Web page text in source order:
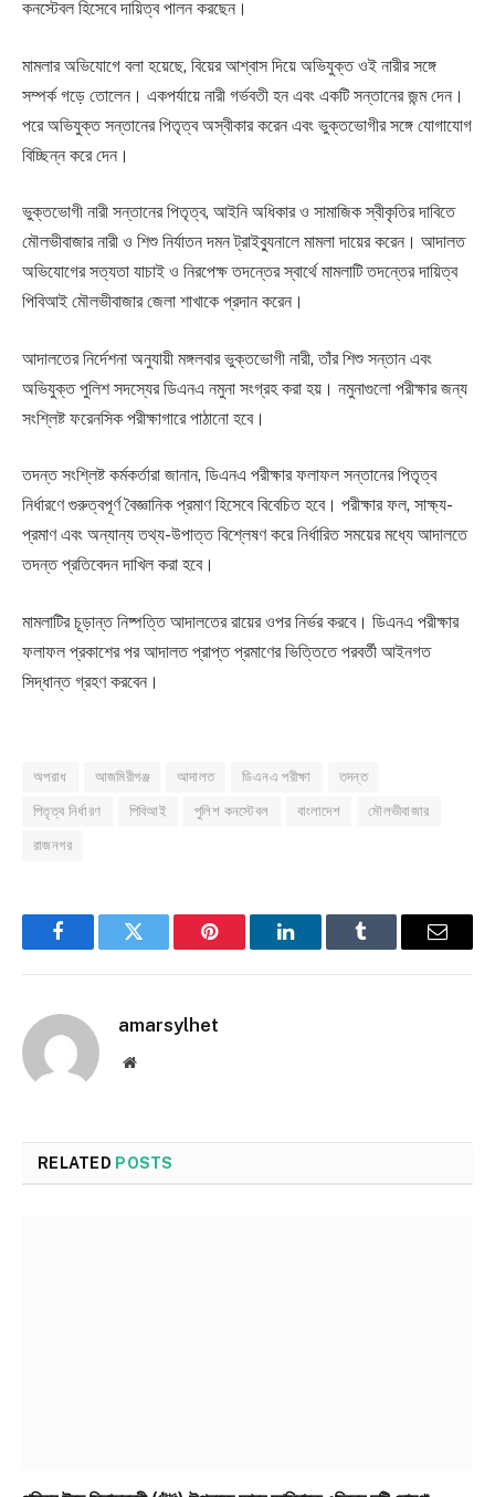
কনস্টেবল হিসেবে দায়িত্ব পালন করছেন।
মামলার অভিযোগে বলা হয়েছে, বিয়ের আশ্বাস দিয়ে অভিযুক্ত ওই নারীর সঙ্গে
সম্পর্ক গড়ে তোলেন। একপর্যায়ে নারী গর্ভবতী হন এবং একটি সন্তানের জন্ম দেন।
পরে অভিযুক্ত সন্তানের পিতৃত্ব অস্বীকার করেন এবং ভুক্তভোগীর সঙ্গে যোগাযোগ
বিচ্ছিন্ন করে দেন।
ভুক্তভোগী নারী সন্তানের পিতৃত্ব, আইনি অধিকার ও সামাজিক স্বীকৃতির দাবিতে
মৌলভীবাজার নারী ও শিশু নির্যাতন দমন ট্রাইব্যুনালে মামলা দায়ের করেন। আদালত
অভিযোগের সত্যতা যাচাই ও নিরপেক্ষ তদন্তের স্বার্থে মামলাটি তদন্তের দায়িত্ব
পিবিআই মৌলভীবাজার জেলা শাখাকে প্রদান করেন।
আদালতের নির্দেশনা অনুযায়ী মঙ্গলবার ভুক্তভোগী নারী, তাঁর শিশু সন্তান এবং
অভিযুক্ত পুলিশ সদস্যের ডিএনএ নমুনা সংগ্রহ করা হয়। নমুনাগুলো পরীক্ষার জন্য
সংশ্লিষ্ট ফরেনসিক পরীক্ষাগারে পাঠানো হবে।
তদন্ত সংশ্লিষ্ট কর্মকর্তারা জানান, ডিএনএ পরীক্ষার ফলাফল সন্তানের পিতৃত্ব
নির্ধারণে গুরুত্বপূর্ণ বৈজ্ঞানিক প্রমাণ হিসেবে বিবেচিত হবে। পরীক্ষার ফল, সাক্ষ্য-
প্রমাণ এবং অন্যান্য তথ্য-উপাত্ত বিশ্লেষণ করে নির্ধারিত সময়ের মধ্যে আদালতে
তদন্ত প্রতিবেদন দাখিল করা হবে।
মামলাটির চূড়ান্ত নিষ্পত্তি আদালতের রায়ের ওপর নির্ভর করবে। ডিএনএ পরীক্ষার
ফলাফল প্রকাশের পর আদালত প্রাপ্ত প্রমাণের ভিত্তিতে পরবর্তী আইনগত
সিদ্ধান্ত গ্রহণ করবেন।
অপরাধ আজমিরীগঞ্জ আদালত ডিএনএ পরীক্ষা তদন্ত
পিতৃত্ব নির্ধারণ পিবিআই পুলিশ কনস্টেবল বাংলাদেশ মৌলভীবাজার
রাজনগর
FacebookTwitter Pinterest LinkedInTumblr Email
amarsylhet
Website
RELATED POSTS